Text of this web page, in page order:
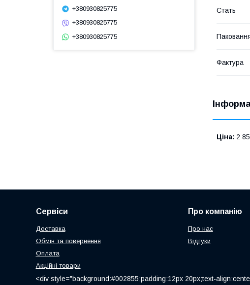
Стать
Фактура
Ціна: 2
+380930825775
+380930825775
+380930825775
Сервіси
Доставка
Обмін та повернення
Оплата
Акційні товари
Про компанію
Про нас
Відгуки
<div style="background:#002855;padding:12px 20px;text-